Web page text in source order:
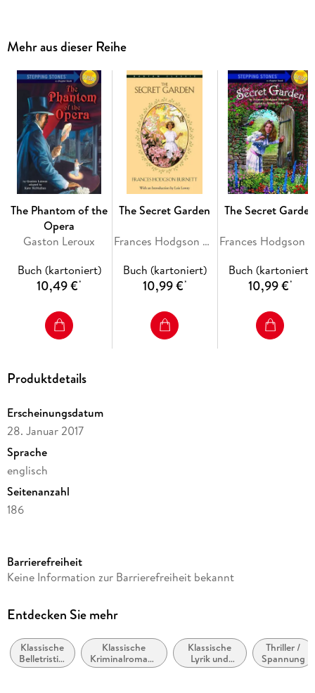
tragic tale of an impossible love. A remarkable piece of
gothic horror "The Phantom of the Opera" has been forever
immortalized in the adaptations of both stage and screen
which it has inspired. This edition is printed on premium acid-
free paper.
Mehr aus dieser Reihe
The Phantom of the
Opera
Gaston Leroux
Buch (kartoniert)
10,49 €*
The Secret Garden
Frances Hodgson Burnett
Buch (kartoniert)
10,99 €*
The Secret
Buch (kartoniert)
10,99 €*
Produktdetails
Erscheinungsdatum
28. Januar 2017
Sprache
englisch
Seitenanzahl
186
Autor/Autorin
Verlag/Hersteller
Produktart
kartoniert
Barrierefreiheit
Keine Information zur Barrierefreiheit bekannt
Entdecken Sie mehr
Klassische
Belletristik:
allgemein
Klassische
Kriminalromane
und Mystery
Klassische
Lyrik und
Dichtung
Thriller /
Spannung